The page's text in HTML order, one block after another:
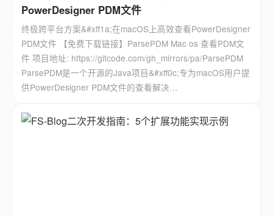
PowerDesigner PDM文件
终极跨平台方案&#xff1a;在macOS上高效查看PowerDesigner
PDM文件 【免费下载链接】ParsePDM Mac os 查看PDM文
件 项目地址: https://gitcode.com/gh_mirrors/pa/ParsePDM
ParsePDM是一个开源的Java项目&#xff0c;专为macOS用户提
供PowerDesigner PDM文件的查看解决…